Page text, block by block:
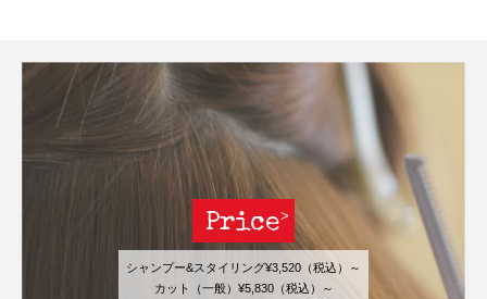
Price
シャンプー&スタイリング¥3,520（税込）～
カット（一般）¥5,830（税込）～